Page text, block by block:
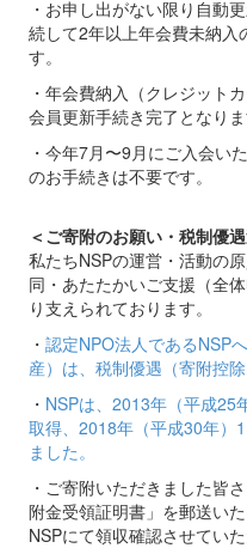
・お申し出がない限り自動
続して2年以上年会費未納入
す。
・年会費納入（クレジット
会員更新手続き完了となりま
・今年7月〜9月にご入会い
のお手続きは不要です。
＜ご寄附のお願い・税制優
私たちNSPの運営・活動の
同・あたたかいご支援（全
り支えられております。
・ 認定NPO法人であるNSP
産）は、税制優遇（寄附控
・ NSPは、2013年（平成25
取得、2018年（平成30年）
ました。
・ご寄附いただきました皆
附金受領証明書」を郵送い
NSPにて領収確認させてい